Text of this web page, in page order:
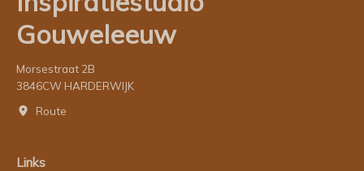
Gouweleeuw
Morsestraat 2B
3846CW HARDERWIJK
Route
Links